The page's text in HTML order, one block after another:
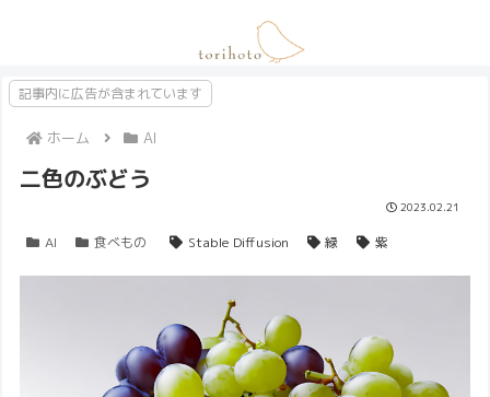
記事内に広告が含まれています
ホーム AI
二色のぶどう
2023.02.21
AI 食べもの Stable Diffusion 緑 紫